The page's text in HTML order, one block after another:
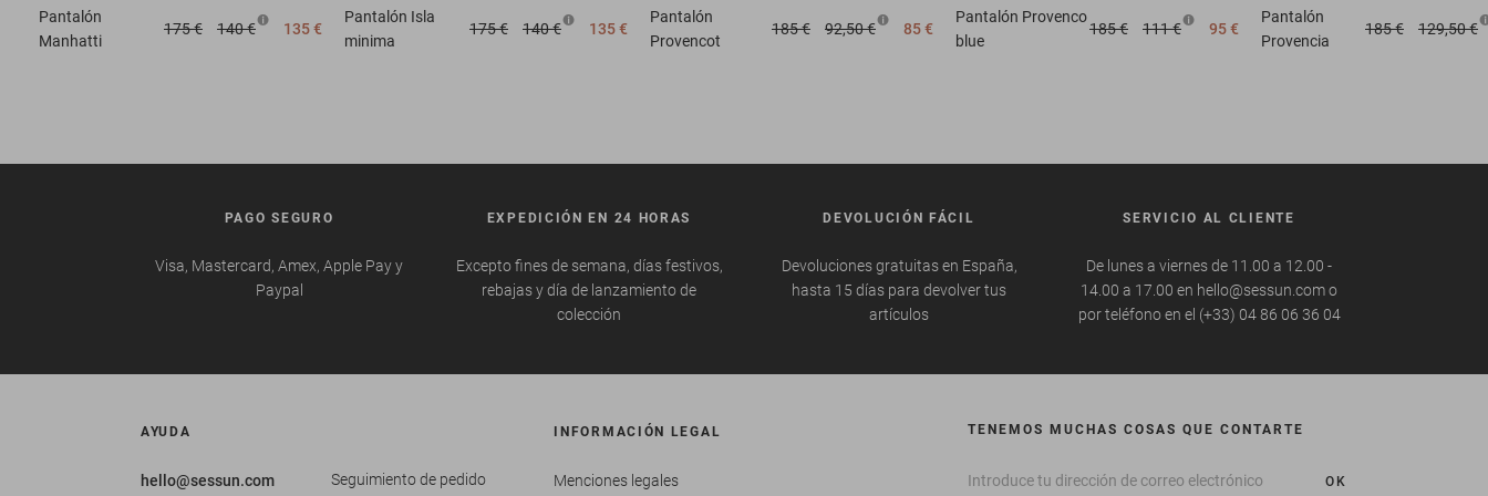
Pantalón
Manhatti
175 € 140 € 135 €
Pantalón Isla
minima
175 € 140 € 135 €
Pantalón
Provencot
185 € 92,50 € 85 €
Pantalón Provenco
blue
185 € 111 € 95 €
Pantalón
Provencia
185 € 129,50 €
PAGO SEGURO
Visa, Mastercard, Amex, Apple Pay y
Paypal
EXPEDICIÓN EN 24 HORAS
Excepto fines de semana, días festivos,
rebajas y día de lanzamiento de
colección
DEVOLUCIÓN FÁCIL
Devoluciones gratuitas en España,
hasta 15 días para devolver tus
artículos
SERVICIO AL CLIENTE
De lunes a viernes de 11.00 a 12.00 -
14.00 a 17.00 en hello@sessun.com o
por teléfono en el (+33) 04 86 06 36 04
AYUDA
hello@sessun.com
Seguimiento de pedido
INFORMACIÓN LEGAL
Menciones legales
TENEMOS MUCHAS COSAS QUE CONTARTE
OK